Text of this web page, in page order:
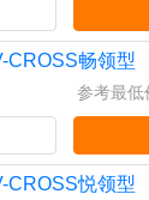
CROSS畅领型
参考最低
CROSS悦领型